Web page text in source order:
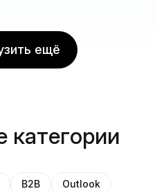
ещё
категории
B2B
Outlook